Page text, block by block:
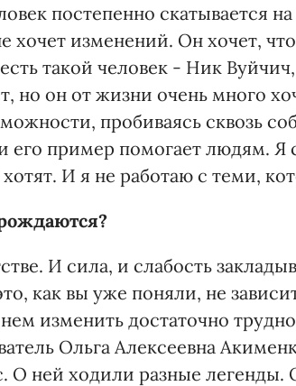
постепенно скатывается
хочет изменений. Он хочет,
такой человек - Ник
но он от жизни очень много
пробиваясь сквозь
его пример помогает людям.
И я не работаю с теми,
И сила, и слабость
как вы уже поняли, не
изменить достаточно
Ольга Алексеевна
О ней ходили разные легенды.